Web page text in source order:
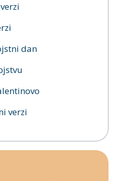
dan
verzi